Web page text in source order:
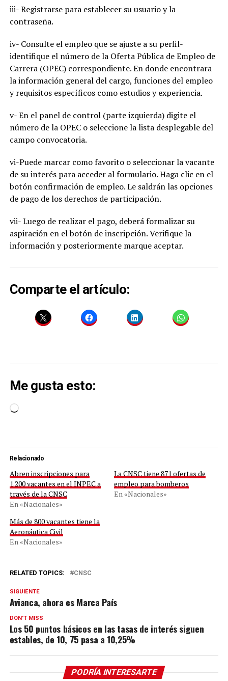
iii- Registrarse para establecer su usuario y la
contraseña.
iv- Consulte el empleo que se ajuste a su perfil-
identifique el número de la Oferta Pública de Empleo de
Carrera (OPEC) correspondiente. En donde encontrara
la información general del cargo, funciones del empleo
y requisitos específicos como estudios y experiencia.
v- En el panel de control (parte izquierda) digite el
número de la OPEC o seleccione la lista desplegable del
campo convocatoria.
vi-Puede marcar como favorito o seleccionar la vacante
de su interés para acceder al formulario. Haga clic en el
botón confirmación de empleo. Le saldrán las opciones
de pago de los derechos de participación.
vii- Luego de realizar el pago, deberá formalizar su
aspiración en el botón de inscripción. Verifique la
información y posteriormente marque aceptar.
Comparte el artículo:
Me gusta esto:
Cargando...
Relacionado
Abren inscripciones para
1.200 vacantes en el INPEC a
través de la CNSC
En «Nacionales»
La CNSC tiene 871 ofertas de
empleo para bomberos
En «Nacionales»
Más de 800 vacantes tiene la
Aeronáutica Civil
En «Nacionales»
RELATED TOPICS: CNSC
SIGUIENTE
Avianca, ahora es Marca País
DON'T MISS
Los 50 puntos básicos en las tasas de interés siguen
estables, de 10, 75 pasa a 10,25%
PODRÍA INTERESARTE